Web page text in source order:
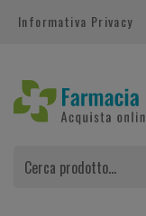
Informativa Privacy